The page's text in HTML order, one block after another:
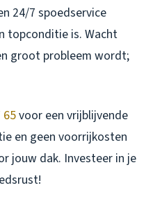
24/7 spoedservice
topconditie is. Wacht
groot probleem wordt;
65voor een vrijblijvende
en geen voorrijkosten
jouw dak. Investeer in je